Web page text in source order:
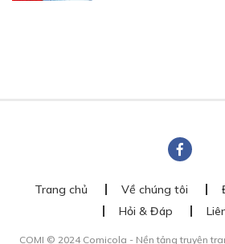
Trang chủ Về chúng tôi
Hỏi & Đáp
COMI © 2024 Comicola - Nền tảng truyện